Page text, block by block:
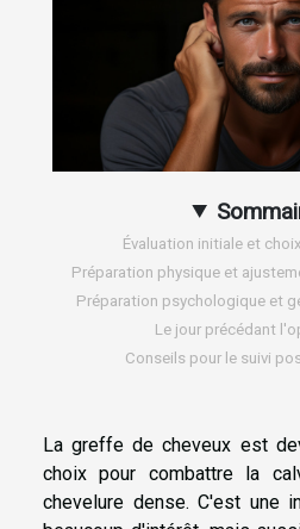
Évaluation initiale et
Préparation physique et
Préparation psychologique et
Le jour précédant
Conseils pour le suivi
La greffe de cheveux est
choix pour combattre la
chevelure dense. C'est une